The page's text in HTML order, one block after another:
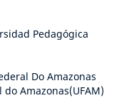
Pedagógica
Do Amazonas
Amazonas(UFAM)